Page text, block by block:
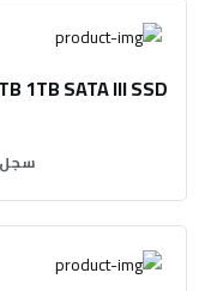
1TB SATA III SSD
سجل